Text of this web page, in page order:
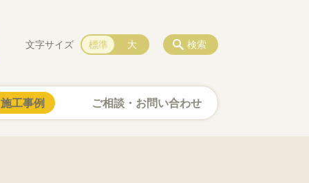
施工事例 ご相談・お問い合わせ
検索
文字サイズ 標準 大